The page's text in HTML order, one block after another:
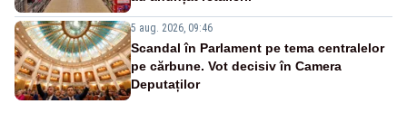
5 aug. 2026, 09:46
Scandal în Parlament pe tema centralelor
pe cărbune. Vot decisiv în Camera
Deputaților